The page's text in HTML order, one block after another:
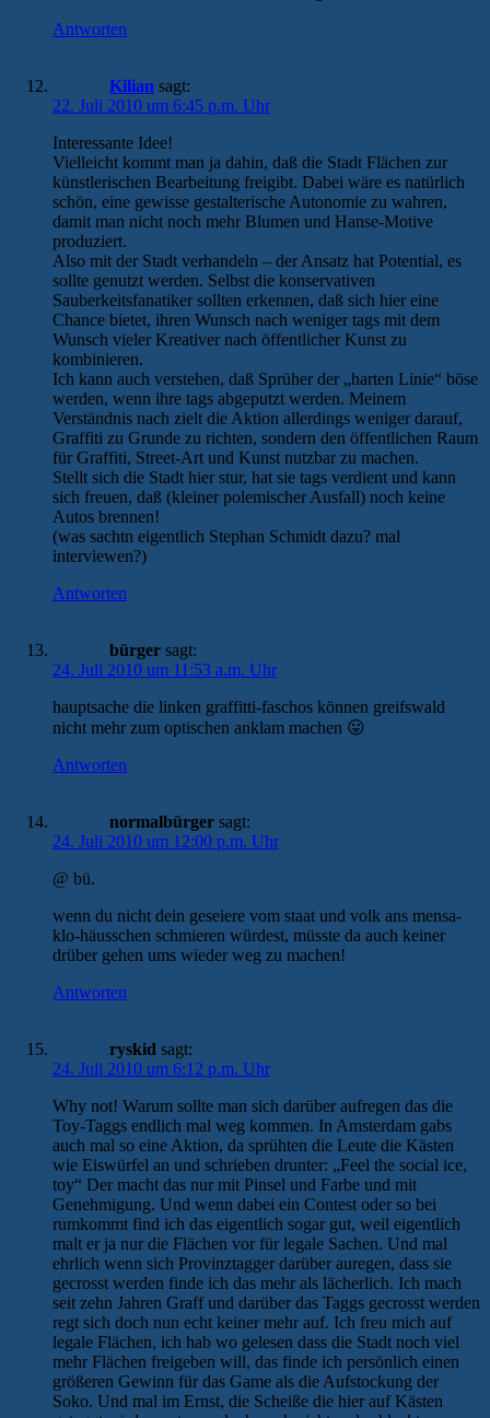
Antworten
Kilian sagt:
22. Juli 2010 um 6:45 p.m. Uhr
Interessante Idee!
Vielleicht kommt man ja dahin, daß die Stadt Flächen zur
künstlerischen Bearbeitung freigibt. Dabei wäre es natürlich
schön, eine gewisse gestalterische Autonomie zu wahren,
damit man nicht noch mehr Blumen und Hanse-Motive
produziert.
Also mit der Stadt verhandeln – der Ansatz hat Potential, es
sollte genutzt werden. Selbst die konservativen
Sauberkeitsfanatiker sollten erkennen, daß sich hier eine
Chance bietet, ihren Wunsch nach weniger tags mit dem
Wunsch vieler Kreativer nach öffentlicher Kunst zu
kombinieren.
Ich kann auch verstehen, daß Sprüher der „harten Linie“ böse
werden, wenn ihre tags abgeputzt werden. Meinem
Verständnis nach zielt die Aktion allerdings weniger darauf,
Graffiti zu Grunde zu richten, sondern den öffentlichen Raum
für Graffiti, Street-Art und Kunst nutzbar zu machen.
Stellt sich die Stadt hier stur, hat sie tags verdient und kann
sich freuen, daß (kleiner polemischer Ausfall) noch keine
Autos brennen!
(was sachtn eigentlich Stephan Schmidt dazu? mal
interviewen?)
Antworten
bürger sagt:
24. Juli 2010 um 11:53 a.m. Uhr
hauptsache die linken graffitti-faschos können greifswald
nicht mehr zum optischen anklam machen 😛
Antworten
normalbürger sagt:
24. Juli 2010 um 12:00 p.m. Uhr
@ bü.
wenn du nicht dein geseiere vom staat und volk ans mensa-
klo-häusschen schmieren würdest, müsste da auch keiner
drüber gehen ums wieder weg zu machen!
Antworten
ryskid sagt:
24. Juli 2010 um 6:12 p.m. Uhr
Why not! Warum sollte man sich darüber aufregen das die
Toy-Taggs endlich mal weg kommen. In Amsterdam gabs
auch mal so eine Aktion, da sprühten die Leute die Kästen
wie Eiswürfel an und schrieben drunter: „Feel the social ice,
toy“ Der macht das nur mit Pinsel und Farbe und mit
Genehmigung. Und wenn dabei ein Contest oder so bei
rumkommt find ich das eigentlich sogar gut, weil eigentlich
malt er ja nur die Flächen vor für legale Sachen. Und mal
ehrlich wenn sich Provinztagger darüber auregen, dass sie
gecrosst werden finde ich das mehr als lächerlich. Ich mach
seit zehn Jahren Graff und darüber das Taggs gecrosst werden
regt sich doch nun echt keiner mehr auf. Ich freu mich auf
legale Flächen, ich hab wo gelesen dass die Stadt noch viel
mehr Flächen freigeben will, das finde ich persönlich einen
größeren Gewinn für das Game als die Aufstockung der
Soko. Und mal im Ernst, die Scheiße die hier auf Kästen